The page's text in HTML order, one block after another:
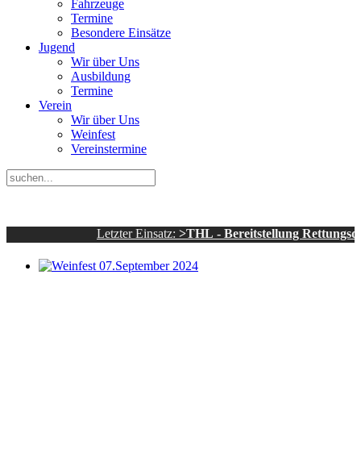
Fahrzeuge
Termine
Besondere Einsätze
Jugend
Wir über Uns
Ausbildung
Termine
Verein
Wir über Uns
Weinfest
Vereinstermine
Letzter Einsatz:>THL - Bereitstellung Rettungsdienst -